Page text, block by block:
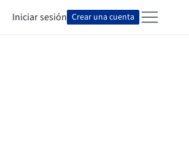
Iniciar sesión Crear una cuenta